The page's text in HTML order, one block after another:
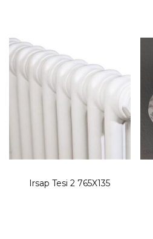
Irsap Tesi 2 765X135